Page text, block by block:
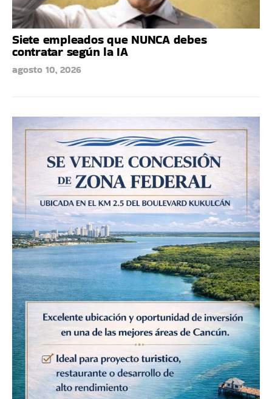
Siete empleados que NUNCA debes
contratar según la IA
agosto 10, 2026